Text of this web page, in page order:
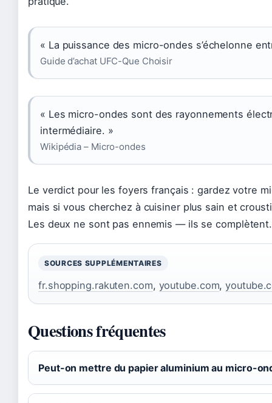
« La puissance des micro-ondes s’échelonne
Guide d’achat UFC-Que Choisir
« Les micro-ondes sont des rayonnements
intermédiaire. »
Wikipédia – Micro-ondes
Le verdict pour les foyers français : gardez votre
mais si vous cherchez à cuisiner plus sain et
Les deux ne sont pas ennemis — ils se complètent.
SOURCES SUPPLÉMENTAIRES
fr.shopping.rakuten.com, youtube.com,
Questions fréquentes
Peut-on mettre du papier aluminium au micro-